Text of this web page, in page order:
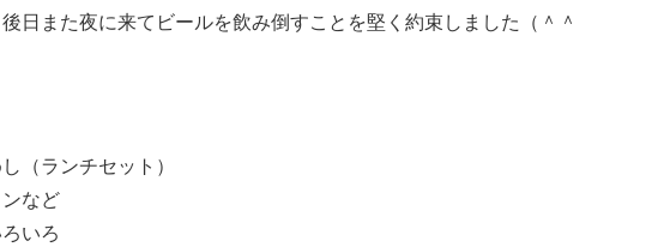
日また夜に来てビールを飲み倒すことを堅く約束しました（＾＾
（ランチセット）
など
いろ